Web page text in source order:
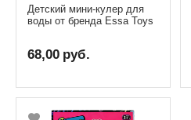
Детский мини-кулер для
воды от бренда Essa Toys
68,00 руб.